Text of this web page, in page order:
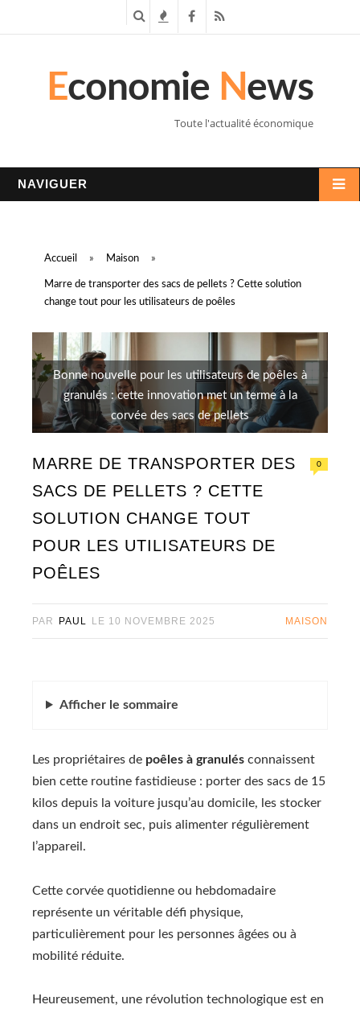
c n
s
F
c
R
S
Economie News
Toute l'actualité économique
NAVIGUER
Accueil » Maison »
Marre de transporter des sacs de pellets ? Cette solution
change tout pour les utilisateurs de poêles
Bonne nouvelle pour les utilisateurs de poêles à
granulés : cette innovation met un terme à la
corvée des sacs de pellets
MARRE DE TRANSPORTER DES
SACS DE PELLETS ? CETTE
SOLUTION CHANGE TOUT
POUR LES UTILISATEURS DE
POÊLES
0
PAR PAUL LE 10 NOVEMBRE 2025 MAISON
Afficher le sommaire
Les propriétaires de poêles à granulés connaissent
bien cette routine fastidieuse : porter des sacs de 15
kilos depuis la voiture jusqu’au domicile, les stocker
dans un endroit sec, puis alimenter régulièrement
l’appareil.
Cette corvée quotidienne ou hebdomadaire
représente un véritable défi physique,
particulièrement pour les personnes âgées ou à
mobilité réduite.
Heureusement, une révolution technologique est en